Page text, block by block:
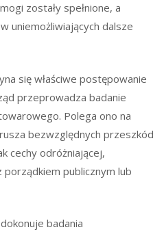
zostały spełnione, a
uniemożliwiających dalsze
się właściwe postępowanie
przeprowadza badanie
Polega ono na
bezwzględnych przeszkód
cechy odróżniającej,
publicznym lub
badania